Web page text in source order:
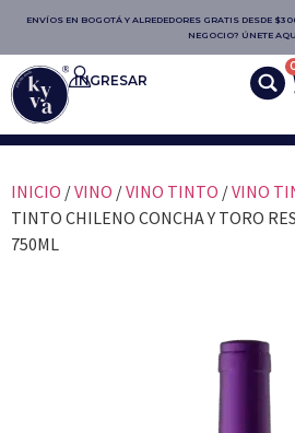
ENVÍOS EN BOGOTÁ Y ALREDEDORES GRATIS DESDE
NEGOCIO? ÚNETE
INGRESAR
INICIO /VINO /VINO TINTO /VINO
TINTO CHILENO CONCHA Y TORO
750ML